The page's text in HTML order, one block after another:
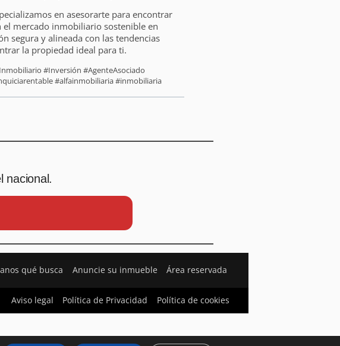
en asesorarte para encontrar
mercado inmobiliario sostenible en
segura y alineada con las tendencias
la propiedad ideal para ti.
#Inversión #AgenteAsociado
#alfainmobiliaria #inmobiliaria
nacional.
qué busca Anuncie su inmueble Área reservada
Aviso legal Política de Privacidad Política de cookies